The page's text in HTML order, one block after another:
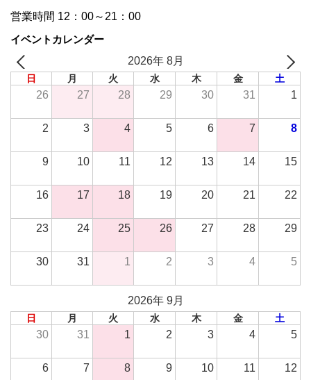
営業時間 12：00～21：00
イベントカレンダー
2026年 8月
日 月 火 水 木 金 土
26 27 28 29 30 31 1
2 3 4 5 6 7 8
9 10 11 12 13 14 15
16 17 18 19 20 21 22
23 24 25 26 27 28 29
30 31 1 2 3 4 5
2026年 9月
日 月 火 水 木 金 土
30 31 1 2 3 4 5
6 7 8 9 10 11 12